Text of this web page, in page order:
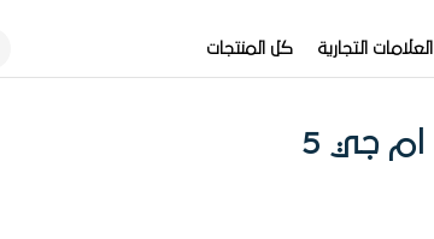
العلامات التجارية كل المنتجات
ام جي 5